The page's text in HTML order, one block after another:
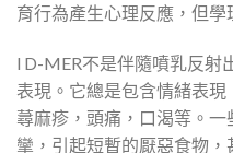
育行為產生心理反應，但學
l D-MER不是伴隨噴乳反射
表現。它總是包含情緒表
蕁麻疹，頭痛，口渴等。
攣，引起短暫的厭惡食物，